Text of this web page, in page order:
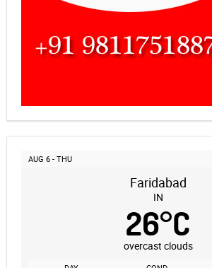
AUG 6 - THU
Faridabad
IN
26°C
overcast clouds